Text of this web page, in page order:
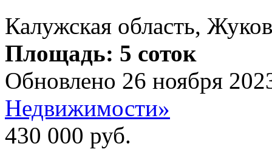
Калужская область,
Площадь: 5 соток
Обновлено 26 ноября
Недвижимости»
430 000 руб.